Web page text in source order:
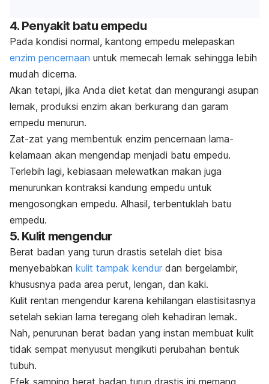
4. Penyakit batu empedu
Pada kondisi normal, kantong empedu melepaskan
enzim pencernaan untuk memecah lemak sehingga lebih
mudah dicerna.
Akan tetapi, jika Anda diet ketat dan mengurangi asupan
lemak, produksi enzim akan berkurang dan garam
empedu menurun.
Zat-zat yang membentuk enzim pencernaan lama-
kelamaan akan mengendap menjadi batu empedu.
Terlebih lagi, kebiasaan melewatkan makan juga
menurunkan kontraksi kandung empedu untuk
mengosongkan empedu. Alhasil, terbentuklah batu
empedu.
5. Kulit mengendur
Berat badan yang turun drastis setelah diet bisa
menyebabkan kulit tampak kendur dan bergelambir,
khususnya pada area perut, lengan, dan kaki.
Kulit rentan mengendur karena kehilangan elastisitasnya
setelah sekian lama teregang oleh kehadiran lemak.
Nah, penurunan berat badan yang instan membuat kulit
tidak sempat menyusut mengikuti perubahan bentuk
tubuh.